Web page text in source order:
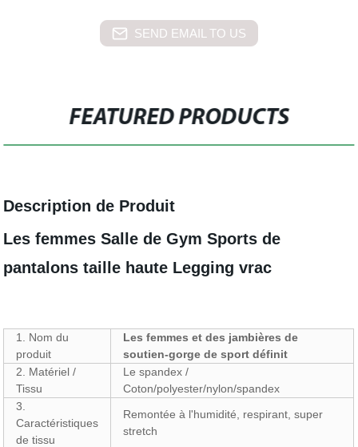
SEND EMAIL TO US
FEATURED PRODUCTS
Description de Produit
Les femmes Salle de Gym Sports de
pantalons taille haute Legging vrac
1. Nom du
produit
Les femmes et des jambières de
soutien-gorge de sport définit
2. Matériel /
Tissu
Le spandex /
Coton/polyester/nylon/spandex
3.
Caractéristiques
de tissu
Remontée à l'humidité, respirant, super
stretch